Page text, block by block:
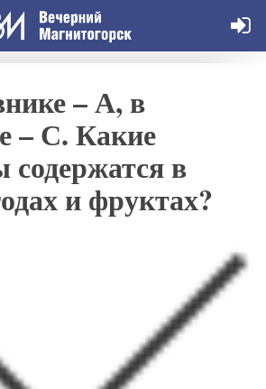
– А, в
– С. Какие
в
и фруктах?